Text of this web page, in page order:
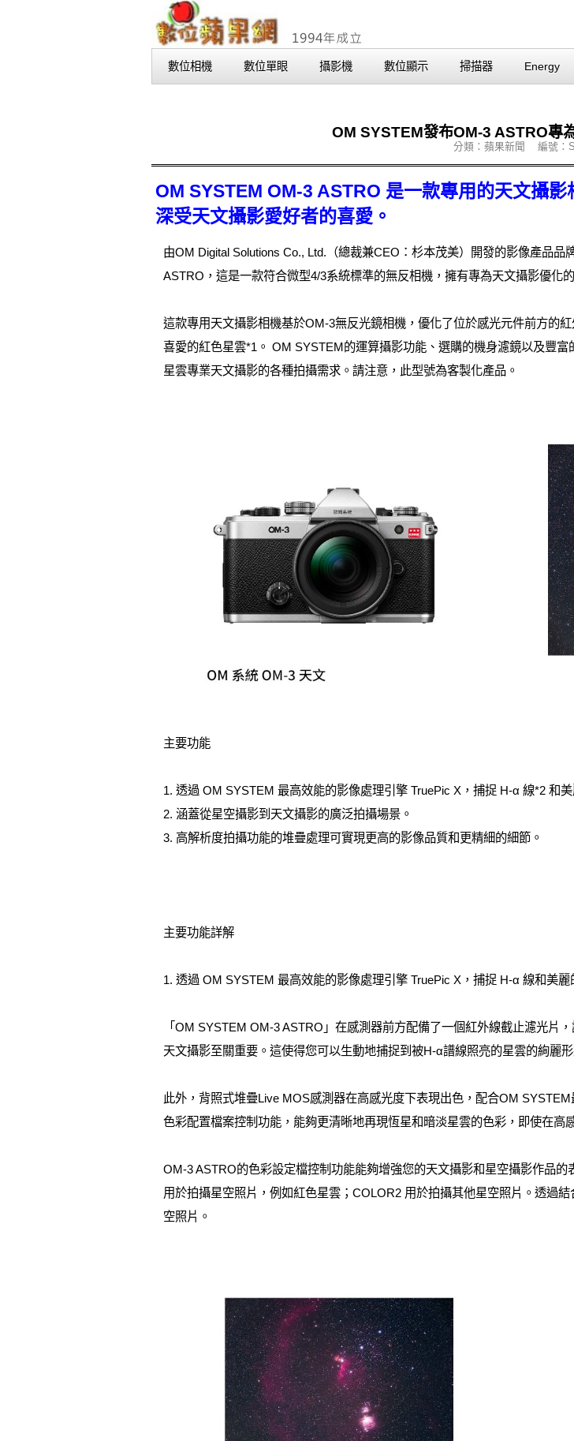
數位相機 數位單眼 攝影機 數位顯示 掃描器 Energy
OM SYSTEM發布OM-3 ASTRO專
分類：蘋果新聞 編號：
OM SYSTEM OM-3 ASTRO 是一款專用的天文攝
深受天文攝影愛好者的喜愛。
由OM Digital Solutions Co., Ltd.（總裁兼CEO：杉本茂美）開發的影像產品
ASTRO，這是一款符合微型4/3系統標準的無反相機，擁有專為天文攝影優化
這款專用天文攝影相機基於OM-3無反光鏡相機，優化了位於感光元件前方的
喜愛的紅色星雲*1。 OM SYSTEM的運算攝影功能、選購的機身濾鏡以及豐
星雲專業天文攝影的各種拍攝需求。請注意，此型號為客製化產品。
主要功能
1. 透過 OM SYSTEM 最高效能的影像處理引擎 TruePic X，捕捉 H-α 線*2 和
2. 涵蓋從星空攝影到天文攝影的廣泛拍攝場景。
3. 高解析度拍攝功能的堆疊處理可實現更高的影像品質和更精細的細節。
主要功能詳解
1. 透過 OM SYSTEM 最高效能的影像處理引擎 TruePic X，捕捉 H-α 線和美
「OM SYSTEM OM-3 ASTRO」在感測器前方配備了一個紅外線截止濾光片
天文攝影至關重要。這使得您可以生動地捕捉到被H-α譜線照亮的星雲的絢麗
此外，背照式堆疊Live MOS感測器在高感光度下表現出色，配合OM
色彩配置檔案控制功能，能夠更清晰地再現恆星和暗淡星雲的色彩，即使在高
OM-3 ASTRO的色彩設定檔控制功能能夠增強您的天文攝影和星空攝影作品
用於拍攝星空照片，例如紅色星雲；COLOR2 用於拍攝其他星空照片。透過
空照片。